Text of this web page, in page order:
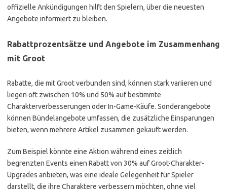
offizielle Ankündigungen hilft den Spielern, über die neuesten
Angebote informiert zu bleiben.
Rabattprozentsätze und Angebote im Zusammenhang
mit Groot
Rabatte, die mit Groot verbunden sind, können stark variieren und
liegen oft zwischen 10% und 50% auf bestimmte
Charakterverbesserungen oder In-Game-Käufe. Sonderangebote
können Bündelangebote umfassen, die zusätzliche Einsparungen
bieten, wenn mehrere Artikel zusammen gekauft werden.
Zum Beispiel könnte eine Aktion während eines zeitlich
begrenzten Events einen Rabatt von 30% auf Groot-Charakter-
Upgrades anbieten, was eine ideale Gelegenheit für Spieler
darstellt, die ihre Charaktere verbessern möchten, ohne viel